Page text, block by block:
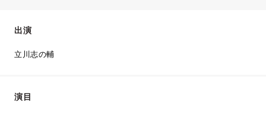
出演
立川志の輔
演目